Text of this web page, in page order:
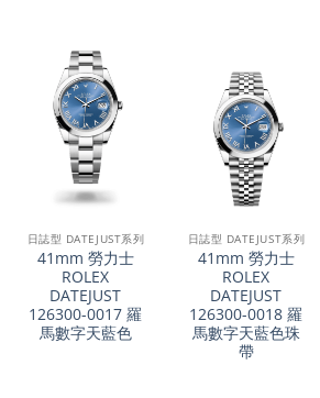
日誌型 DATEJUST系列
41mm 勞力士
ROLEX
DATEJUST
126300-0017 羅
馬數字天藍色
日誌型 DATEJUST系列
41mm 勞力士
ROLEX
DATEJUST
126300-0018 羅
馬數字天藍色珠
帶